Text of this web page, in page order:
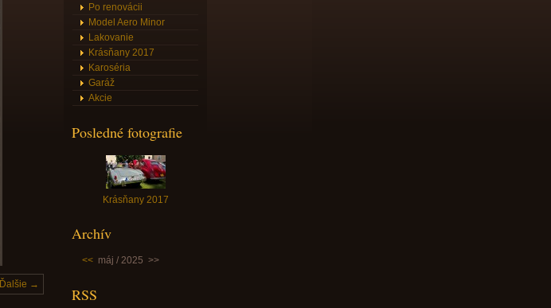
Ďalšie →
Po renovácii
Model Aero Minor
Lakovanie
Krásňany 2017
Karoséria
Garáž
Akcie
Posledné fotografie
Krásňany 2017
Archív
<< máj / 2025 >>
RSS